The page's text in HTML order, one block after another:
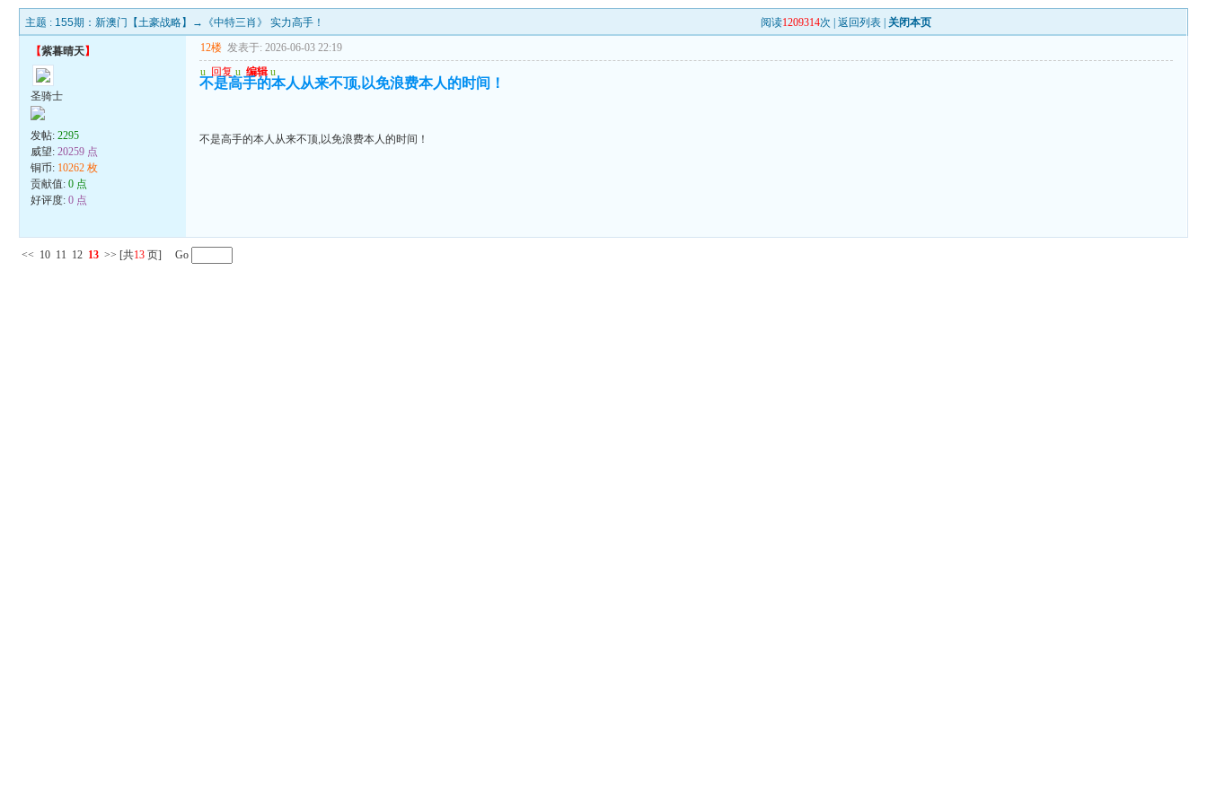
主题 : 155期：新澳门【土豪战略】→《中特三肖》 实力高手！ 阅读1209314次 |返回列表 关闭本页
【紫暮晴天】
圣骑士
发帖:2295
威望:20259 点
铜币: 10262 枚
贡献值:0 点
好评度:0 点
12楼 发表于: 2026-06-03 22:19
u 回复 u 编辑 u
不是高手的本人从来不顶,以免浪费本人的时间！
不是高手的本人从来不顶,以免浪费本人的时间！
<< 10 11 12 13 >> [共13 页] Go